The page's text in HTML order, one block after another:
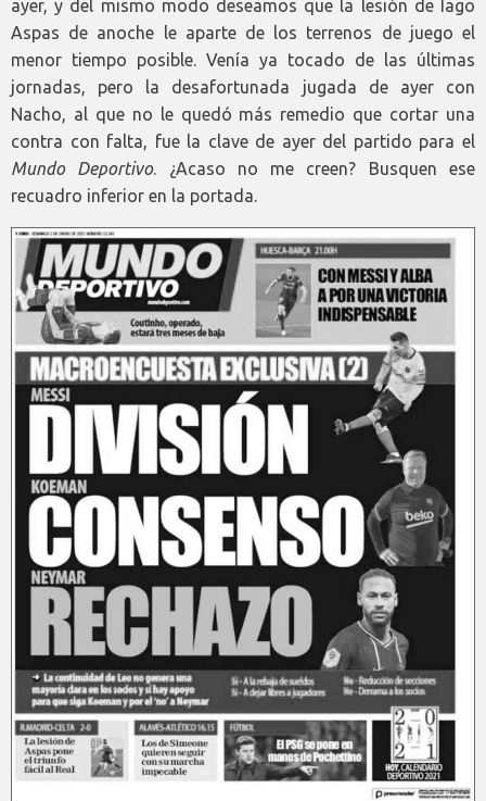
ayer, y del mismo modo deseamos que la lesión de Iago
Aspas de anoche le aparte de los terrenos de juego el
menor tiempo posible. Venía ya tocado de las últimas
jornadas, pero la desafortunada jugada de ayer con
Nacho, al que no le quedó más remedio que cortar una
contra con falta, fue la clave de ayer del partido para el
Mundo Deportivo. ¿Acaso no me creen? Busquen ese
recuadro inferior en la portada.